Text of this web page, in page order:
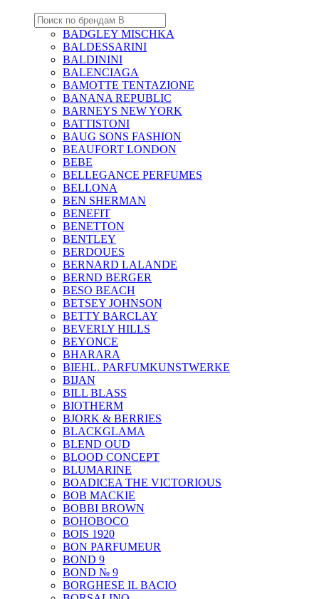
BADGLEY MISCHKA
BALDESSARINI
BALDININI
BALENCIAGA
BAMOTTE TENTAZIONE
BANANA REPUBLIC
BARNEYS NEW YORK
BATTISTONI
BAUG SONS FASHION
BEAUFORT LONDON
BEBE
BELLEGANCE PERFUMES
BELLONA
BEN SHERMAN
BENEFIT
BENETTON
BENTLEY
BERDOUES
BERNARD LALANDE
BERND BERGER
BESO BEACH
BETSEY JOHNSON
BETTY BARCLAY
BEVERLY HILLS
BEYONCE
BHARARA
BIEHL. PARFUMKUNSTWERKE
BIJAN
BILL BLASS
BIOTHERM
BJORK & BERRIES
BLACKGLAMA
BLEND OUD
BLOOD CONCEPT
BLUMARINE
BOADICEA THE VICTORIOUS
BOB MACKIE
BOBBI BROWN
BOHOBOCO
BOIS 1920
BON PARFUMEUR
BOND 9
BOND № 9
BORGHESE IL BACIO